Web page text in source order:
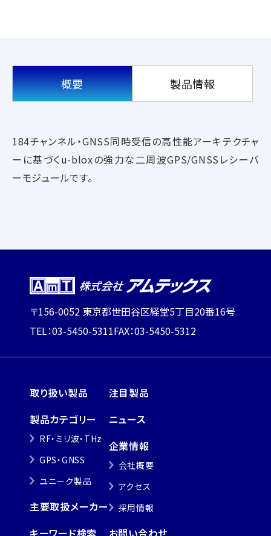
概要 製品情報
184チャンネル・GNSS同時受信の高性能アーキテクチャ
ーに基づくu-bloxの強力な二周波GPS/GNSSレシーバ
ーモジュールです。
〒156-0052 東京都世田谷区経堂5丁目20番16号
TEL：03-5450-5311FAX：03-5450-5312
取り扱い製品
製品カテゴリー
RF・ミリ波・THz
GPS・GNSS
ユニーク製品
主要取扱メーカー
キーワード検索
注目製品
ニュース
企業情報
会社概要
アクセス
採用情報
お問い合わせ